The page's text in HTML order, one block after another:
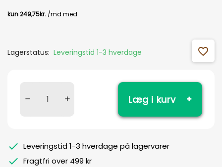
Lagerstatus: Leveringstid 1-3 hverdage favorite_outline
Læg i kurv
Leveringstid 1-3 hverdage på lagervarer
Fragtfri over 499 kr